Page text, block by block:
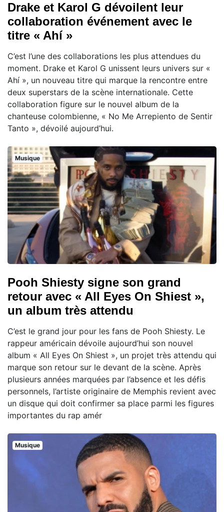
Drake et Karol G dévoilent leur
collaboration événement avec le
titre « Ahí »
C’est l’une des collaborations les plus attendues du
moment. Drake et Karol G unissent leurs univers sur «
Ahí », un nouveau titre qui marque la rencontre entre
deux superstars de la scène internationale. Cette
collaboration figure sur le nouvel album de la
chanteuse colombienne, « No Me Arrepiento de Sentir
Tanto », dévoilé aujourd’hui.
Musique
Pooh Shiesty signe son grand
retour avec « All Eyes On Shiest »,
un album très attendu
C’est le grand jour pour les fans de Pooh Shiesty. Le
rappeur américain dévoile aujourd’hui son nouvel
album « All Eyes On Shiest », un projet très attendu qui
marque son retour sur le devant de la scène. Après
plusieurs années marquées par l’absence et les défis
personnels, l’artiste originaire de Memphis revient avec
un disque qui doit confirmer sa place parmi les figures
importantes du rap amér
Musique